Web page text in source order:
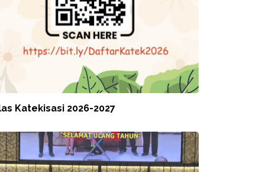
Katekisasi 2026-2027